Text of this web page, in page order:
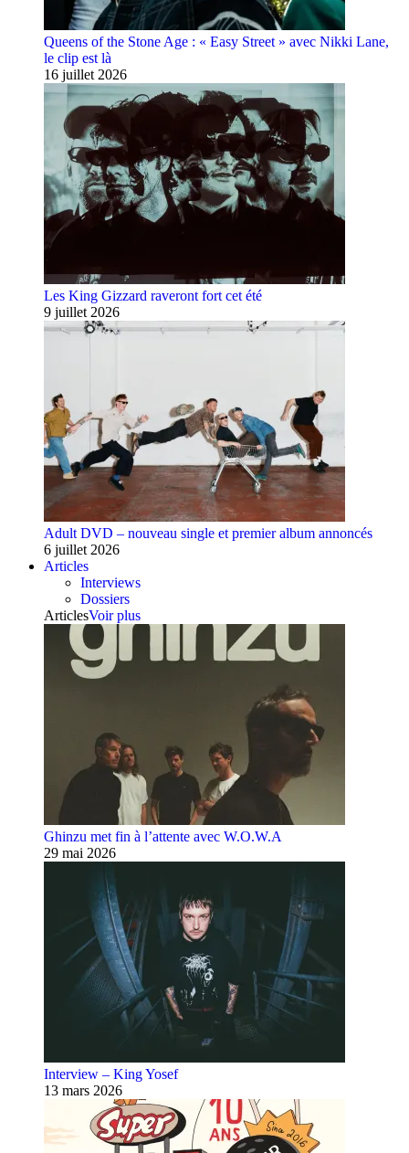
Queens of the Stone Age : « Easy Street » avec Nikki Lane,
le clip est là
16 juillet 2026
Les King Gizzard raveront fort cet été
9 juillet 2026
Adult DVD – nouveau single et premier album annoncés
6 juillet 2026
Articles
Interviews
Dossiers
ArticlesVoir plus
Ghinzu met fin à l’attente avec W.O.W.A
29 mai 2026
Interview – King Yosef
13 mars 2026